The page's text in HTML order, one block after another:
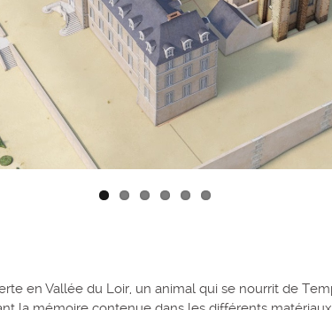
en Vallée du Loir, un animal qui se nourrit de